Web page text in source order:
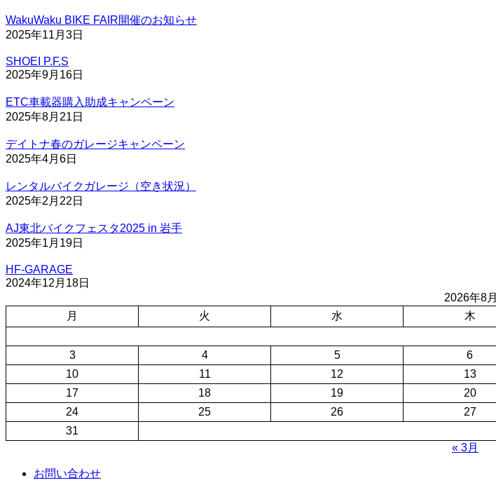
WakuWaku BIKE FAIR開催のお知らせ
2025年11月3日
SHOEI P.F.S
2025年9月16日
ETC車載器購入助成キャンペーン
2025年8月21日
デイトナ春のガレージキャンペーン
2025年4月6日
レンタルバイクガレージ（空き状況）
2025年2月22日
AJ東北バイクフェスタ2025 in 岩手
2025年1月19日
HF-GARAGE
2024年12月18日
2026年8月
月
火 水 木
3
4 5 6
10
11 12 13
17
18 19 20
24
25 26 27
31
« 3月
お問い合わせ